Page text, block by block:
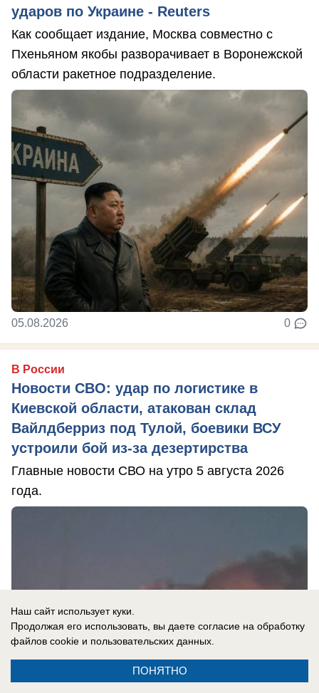
ударов по Украине - Reuters
Как сообщает издание, Москва совместно с
Пхеньяном якобы разворачивает в Воронежской
области ракетное подразделение.
05.08.2026 0
В России
Новости СВО: удар по логистике в
Киевской области, атакован склад
Вайлдберриз под Тулой, боевики ВСУ
устроили бой из-за дезертирства
Главные новости СВО на утро 5 августа 2026
года.
Наш сайт использует куки.
Продолжая его использовать, вы даете согласие на обработку
файлов cookie и пользовательских данных.
ПОНЯТНО